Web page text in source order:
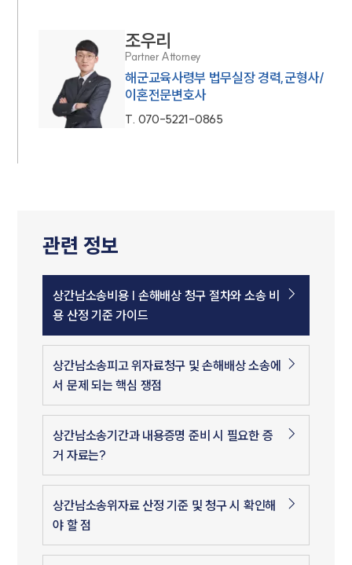
조우리
Partner Attorney
해군교육사령부 법무실장 경력,군형사/
이혼전문변호사
T. 070-5221-0865
관련 정보
상간남소송비용 | 손해배상 청구 절차와 소송 비
용 산정 기준 가이드
상간남소송피고 위자료청구 및 손해배상 소송에
서 문제 되는 핵심 쟁점
상간남소송기간과 내용증명 준비 시 필요한 증
거 자료는?
상간남소송위자료 산정 기준 및 청구 시 확인해
야 할 점